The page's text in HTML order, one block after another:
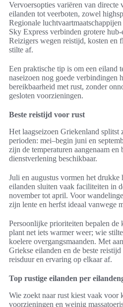
Vervoersopties variëren van directe
eilanden tot veerboten, zowel
Regionale
Sky Express verbinden grotere
Reizigers wegen reistijd, kosten en
stilte af.
Een praktische tip is om een eiland
naseizoen nog goede verbindingen
bereikbaarheid met rust, zonder
gesloten voorzieningen.
Beste reistijd voor rust
Het laagseizoen Griekenland splitst
perioden: mei–begin juni en
zijn de temperaturen aangenaam
dienstverlening beschikbaar.
Juli en augustus vormen het drukke
eilanden sluiten vaak faciliteiten in
november tot april. Voor
zijn lente en herfst ideaal vanwege
Persoonlijke prioriteiten bepalen de
plant net iets warmer weer; wie
koelere overgangsmaanden. Met
Griekse eilanden en de beste
reisduur en ervaring op elkaar af.
Top rustige eilanden per
Wie zoekt naar rust kiest vaak voor
voorzieningen en weinig